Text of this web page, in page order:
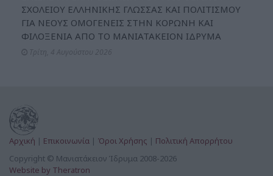
ΣΧΟΛΕΙΟΥ ΕΛΛΗΝΙΚΗΣ ΓΛΩΣΣΑΣ ΚΑΙ ΠΟΛΙΤΙΣΜΟΥ
ΓΙΑ ΝΕΟΥΣ ΟΜΟΓΕΝΕΙΣ ΣΤΗΝ ΚΟΡΩΝΗ ΚΑΙ
ΦΙΛΟΞΕΝΙΑ ΑΠΟ ΤΟ ΜΑΝΙΑΤΑΚΕΙΟΝ ΙΔΡΥΜΑ
Αρχική | Επικοινωνία | Όροι Χρήσης | Πολιτική Απορρήτου
Copyright © Μανιατάκειον Ίδρυμα 2008-2026
Website by Theratron